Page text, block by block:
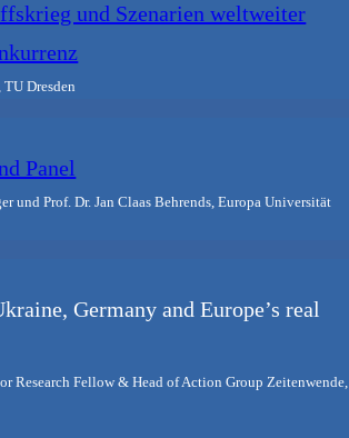
und Szenarien weltweiter
Dresden
Panel
und Prof. Dr. Jan Claas Behrends, Europa Universität
Germany and Europe’s real
Research Fellow & Head of Action Group Zeitenwende,